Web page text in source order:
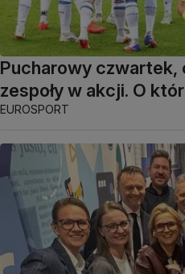
Pucharowy czwartek,
zespoły w akcji. O
EUROSPORT